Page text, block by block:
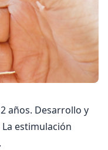
años. Desarrollo y
estimulación